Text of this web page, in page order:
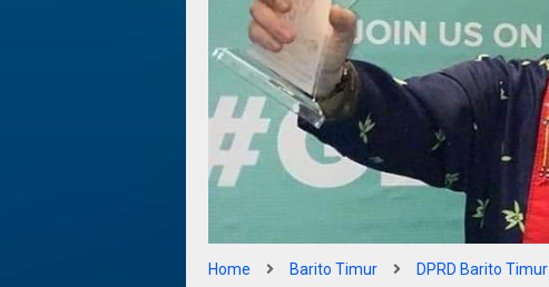
Home Barito Timur DPRD Barito Timur